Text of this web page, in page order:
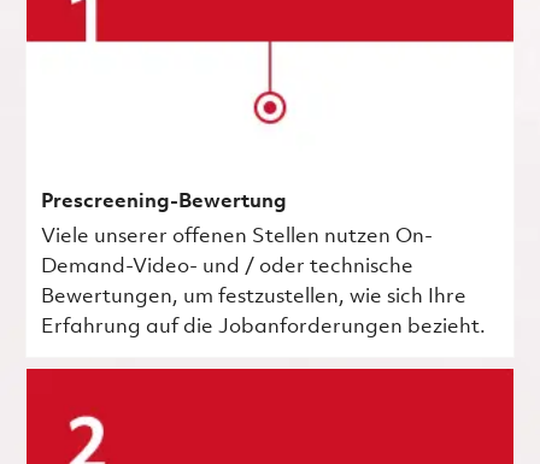
Prescreening-Bewertung
Viele unserer offenen Stellen nutzen On-
Demand-Video- und / oder technische
Bewertungen, um festzustellen, wie sich Ihre
Erfahrung auf die Jobanforderungen bezieht.